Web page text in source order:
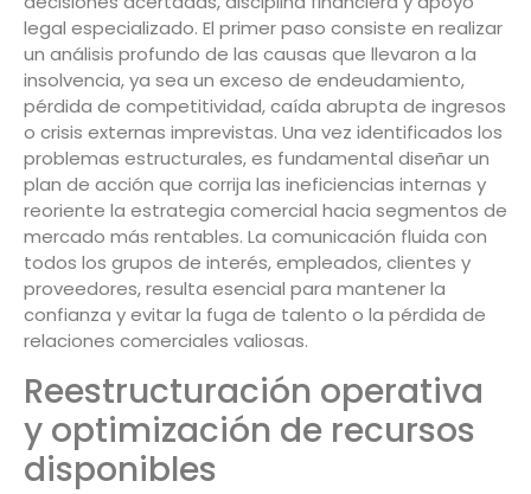
legal especializado. El primer paso consiste en realizar
un análisis profundo de las causas que llevaron a la
insolvencia, ya sea un exceso de endeudamiento,
pérdida de competitividad, caída abrupta de ingresos
o crisis externas imprevistas. Una vez identificados los
problemas estructurales, es fundamental diseñar un
plan de acción que corrija las ineficiencias internas y
reoriente la estrategia comercial hacia segmentos de
mercado más rentables. La comunicación fluida con
todos los grupos de interés, empleados, clientes y
proveedores, resulta esencial para mantener la
confianza y evitar la fuga de talento o la pérdida de
relaciones comerciales valiosas.
Reestructuración operativa
y optimización de recursos
disponibles